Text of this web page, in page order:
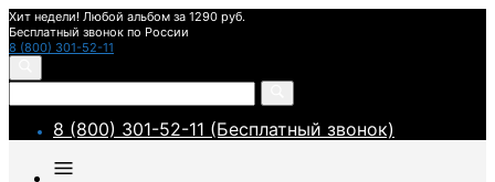
Хит недели! Любой альбом за 1290 руб.
Бесплатный звонок по России
8 (800) 301-52-11
8 (800) 301-52-11 (Бесплатный звонок)